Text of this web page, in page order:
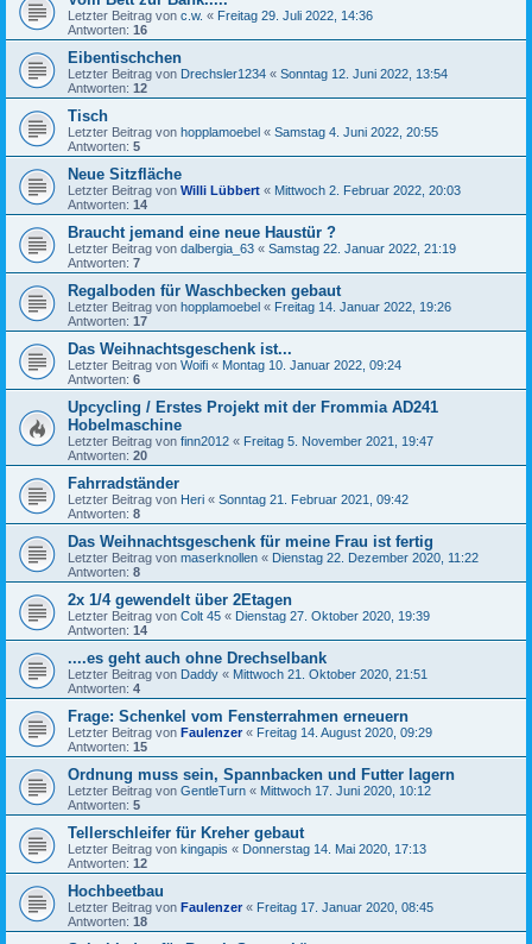
Letzter Beitrag von c.w. « Freitag 29. Juli 2022, 14:36
Antworten: 16
Eibentischchen
Letzter Beitrag von Drechsler1234 « Sonntag 12. Juni 2022, 13:54
Antworten: 12
Tisch
Letzter Beitrag von hopplamoebel « Samstag 4. Juni 2022, 20:55
Antworten: 5
Neue Sitzfläche
Letzter Beitrag von Willi Lübbert « Mittwoch 2. Februar 2022, 20:03
Antworten: 14
Braucht jemand eine neue Haustür ?
Letzter Beitrag von dalbergia_63 « Samstag 22. Januar 2022, 21:19
Antworten: 7
Regalboden für Waschbecken gebaut
Letzter Beitrag von hopplamoebel « Freitag 14. Januar 2022, 19:26
Antworten: 17
Das Weihnachtsgeschenk ist...
Letzter Beitrag von Woifi « Montag 10. Januar 2022, 09:24
Antworten: 6
Upcycling / Erstes Projekt mit der Frommia AD241
Hobelmaschine
Letzter Beitrag von finn2012 « Freitag 5. November 2021, 19:47
Antworten: 20
Fahrradständer
Letzter Beitrag von Heri « Sonntag 21. Februar 2021, 09:42
Antworten: 8
Das Weihnachtsgeschenk für meine Frau ist fertig
Letzter Beitrag von maserknollen « Dienstag 22. Dezember 2020, 11:22
Antworten: 8
2x 1/4 gewendelt über 2Etagen
Letzter Beitrag von Colt 45 « Dienstag 27. Oktober 2020, 19:39
Antworten: 14
....es geht auch ohne Drechselbank
Letzter Beitrag von Daddy « Mittwoch 21. Oktober 2020, 21:51
Antworten: 4
Frage: Schenkel vom Fensterrahmen erneuern
Letzter Beitrag von Faulenzer« Freitag 14. August 2020, 09:29
Antworten: 15
Ordnung muss sein, Spannbacken und Futter lagern
Letzter Beitrag von GentleTurn « Mittwoch 17. Juni 2020, 10:12
Antworten: 5
Tellerschleifer für Kreher gebaut
Letzter Beitrag von kingapis « Donnerstag 14. Mai 2020, 17:13
Antworten: 12
Hochbeetbau
Letzter Beitrag von Faulenzer « Freitag 17. Januar 2020, 08:45
Antworten: 18